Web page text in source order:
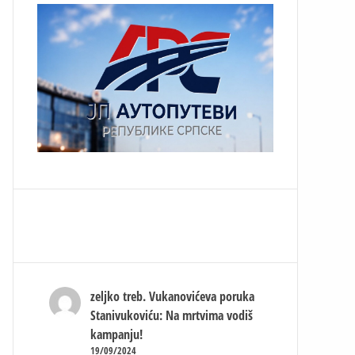
zeljko treb. Vukanovićeva poruka
Stanivukoviću: Na mrtvima vodiš
kampanju!
19/09/2024